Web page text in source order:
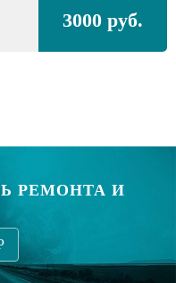
3000 руб.
РЕМОНТА И